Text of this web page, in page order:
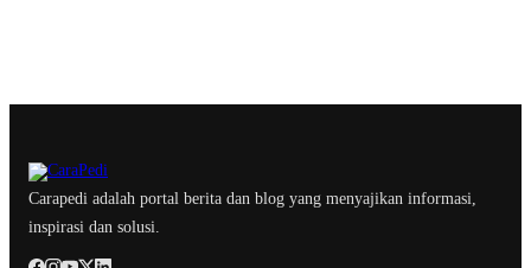
Carapedi adalah portal berita dan blog yang menyajikan informasi,
inspirasi dan solusi.